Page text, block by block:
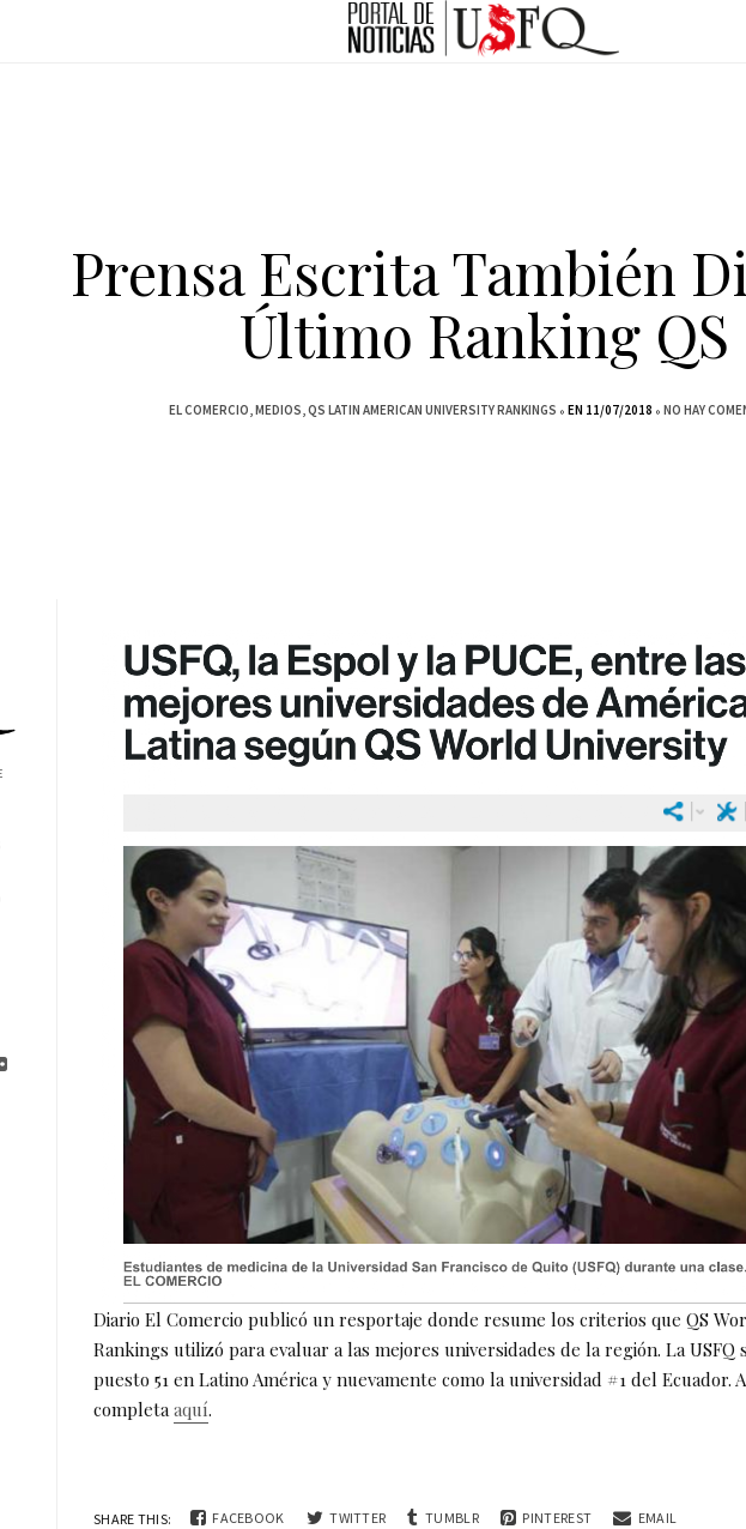
Prensa Escrita También
Último Ranking QS
EL COMERCIO MEDIOS QS LATIN AMERICAN UNIVERSITY RANKINGS EN 11/07/2018 NO HAY
Diario El Comercio publicó un resportaje donde resume los criterios que QS
Rankings utilizó para evaluar a las mejores universidades de la región. La USFQ
puesto 51 en Latino América y nuevamente como la universidad #1 del Ecuador.
completa aquí.
SHARE THIS: FACEBOOK TWITTER TUMBLR PINTEREST EMAIL